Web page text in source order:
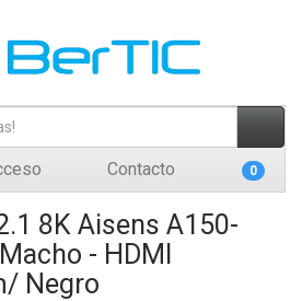
Contacto 0
8K Aisens A150-
- HDMI
Negro